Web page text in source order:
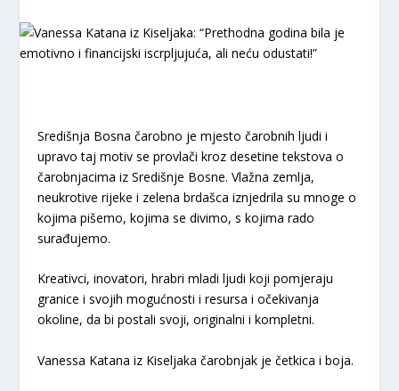
Središnja Bosna čarobno je mjesto čarobnih ljudi i
upravo taj motiv se provlači kroz desetine tekstova o
čarobnjacima iz Središnje Bosne. Vlažna zemlja,
neukrotive rijeke i zelena brdašca iznjedrila su mnoge o
kojima pišemo, kojima se divimo, s kojima rado
surađujemo.
Kreativci, inovatori, hrabri mladi ljudi koji pomjeraju
granice i svojih mogućnosti i resursa i očekivanja
okoline, da bi postali svoji, originalni i kompletni.
Vanessa Katana iz Kiseljaka čarobnjak je četkica i boja.